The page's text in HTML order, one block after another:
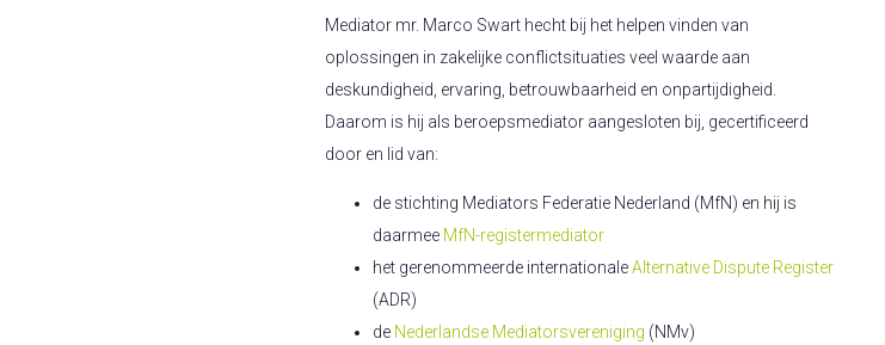
Mediator mr. Marco Swart hecht bij het helpen vinden van
oplossingen in zakelijke conflictsituaties veel waarde aan
deskundigheid, ervaring, betrouwbaarheid en onpartijdigheid.
Daarom is hij als beroepsmediator aangesloten bij, gecertificeerd
door en lid van:
de stichting Mediators Federatie Nederland (MfN) en hij is
daarmee MfN-registermediator
het gerenommeerde internationaleAlternative Dispute Register
(ADR)
de Nederlandse Mediatorsvereniging (NMv)